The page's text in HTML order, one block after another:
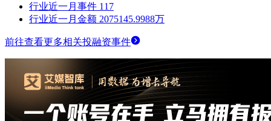
行业近一月事件 117
行业近一月金额 2075145.9988万
前往查看更多相关投融资事件